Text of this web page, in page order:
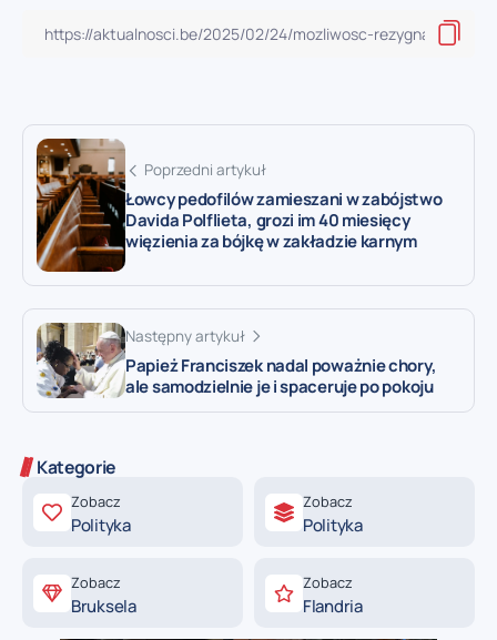
Poprzedni artykuł
Łowcy pedofilów zamieszani w zabójstwo
Davida Polflieta, grozi im 40 miesięcy
więzienia za bójkę w zakładzie karnym
Następny artykuł
Papież Franciszek nadal poważnie chory,
ale samodzielnie je i spaceruje po pokoju
Kategorie
Zobacz
Polityka
Zobacz
Polityka
Zobacz
Bruksela
Zobacz
Flandria